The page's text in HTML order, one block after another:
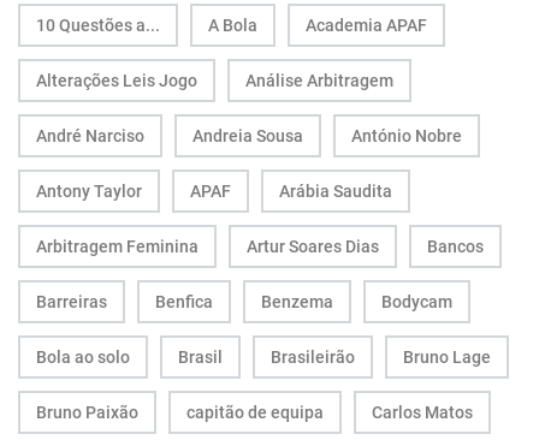
10 Questões a... A Bola Academia APAF
Alterações Leis Jogo Análise Arbitragem
André Narciso Andreia Sousa António Nobre
Antony Taylor APAF Arábia Saudita
Arbitragem Feminina Artur Soares Dias Bancos
Barreiras Benfica Benzema Bodycam
Bola ao solo Brasil Brasileirão Bruno Lage
Bruno Paixão capitão de equipa Carlos Matos